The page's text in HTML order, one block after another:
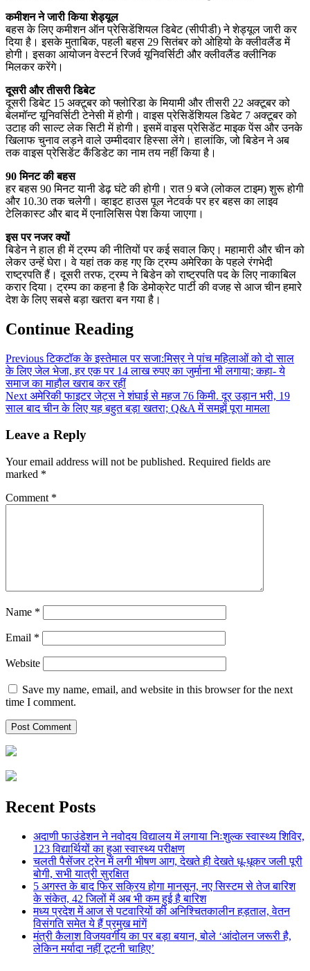
कमीशन ने जारी किया शेड्यूल
बहस के लिए कमीशन ऑन प्रेसिडेंशियल डिबेट (सीपीडी) ने शेड्यूल जारी कर
दिया है। इसके मुताबिक, पहली बहस 29 सितंबर को ओहियो के क्लीवलैंड में
होगी। इसका आयोजन वेस्टर्न रिजर्व यूनिवर्सिटी और क्लीवलैंड क्लीनिक
मिलकर करेंगे।
दूसरी और तीसरी डिबेट
दूसरी डिबेट 15 अक्टूबर को फ्लोरिडा के मियामी और तीसरी 22 अक्टूबर को
बेलमॉन्ट यूनिवर्सिटी टेनेसी में होगी। वाइस प्रेसिडेंशियल डिबेट 7 अक्टूबर को
उटाह की साल्ट लेक सिटी में होगी। इसमें वाइस प्रेसिडेंट माइक पेंस और उनके
खिलाफ चुनाव लड़ने वाले उम्मीदवार हिस्सा लेंगे। हालांकि, जो बिडेन ने अब
तक वाइस प्रेसिडेंट कैंडिडेट का नाम तय नहीं किया है।
90 मिनट की बहस
हर बहस 90 मिनट यानी डेढ़ घंटे की होगी। रात 9 बजे (लोकल टाइम) शुरू होगी
और 10.30 तक चलेगी। व्हाइट हाउस पूल नेटवर्क पर हर बहस का लाइव
टेलिकास्ट और बाद में एनालिसिस पेश किया जाएगा।
इस पर नजर क्यों
बिडेन ने हाल ही में ट्रम्प की नीतियों पर कई सवाल किए। महामारी और चीन को
लेकर उन्हें घेरा। वे यहां तक कह गए कि ट्रम्प अमेरिका के पहले रंगभेदी
राष्ट्रपति हैं। दूसरी तरफ, ट्रम्प ने बिडेन को राष्ट्रपति पद के लिए नाकाबिल
करार दिया। ट्रम्प का कहना है कि डेमोक्रेट पार्टी की वजह से आज चीन हमारे
देश के लिए सबसे बड़ा खतरा बन गया है।
Continue Reading
Previousटिकटॉक के इस्तेमाल पर सजा:मिस्र ने पांच महिलाओं को दो साल
के लिए जेल भेजा, हर एक पर 14 लाख रुपए का जुर्माना भी लगाया; कहा- ये
समाज का माहौल खराब कर रहीं
Next अमेरिकी फाइटर जेट्स ने शंघाई से महज 76 किमी. दूर उड़ान भरी, 19
साल बाद चीन के लिए यह बहुत बड़ा खतरा; Q&A में समझें पूरा मामला
Leave a Reply
Your email address will not be published. Required fields are
marked *
Comment *
Name *
Email *
Website
Save my name, email, and website in this browser for the next
time I comment.
Recent Posts
अदाणी फाउंडेशन ने नवोदय विद्यालय में लगाया निःशुल्क स्वास्थ्य शिविर,
123 विद्यार्थियों का हुआ स्वास्थ्य परीक्षण
चलती पैसेंजर ट्रेन में लगी भीषण आग, देखते ही देखते धू-धूकर जली पूरी
बोगी, सभी यात्री सुरक्षित
5 अगस्त के बाद फिर सक्रिय होगा मानसून, नए सिस्टम से तेज बारिश
के संकेत, 42 जिलों में अब भी कम हुई है बारिश
मध्य प्रदेश में आज से पटवारियों की अनिश्चितकालीन हड़ताल, वेतन
विसंगति समेत ये हैं प्रमुख मांगें
मंत्री कैलाश विजयवर्गीय का पर बड़ा बयान, बोले ‘आंदोलन जरूरी है,
लेकिन मर्यादा नहीं टूटनी चाहिए’